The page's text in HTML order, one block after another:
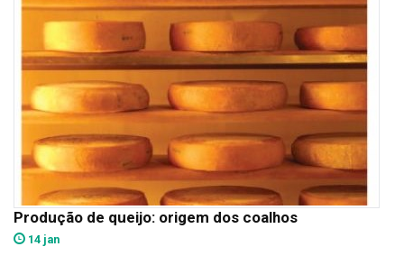
Produção de queijo: origem dos coalhos
14 jan